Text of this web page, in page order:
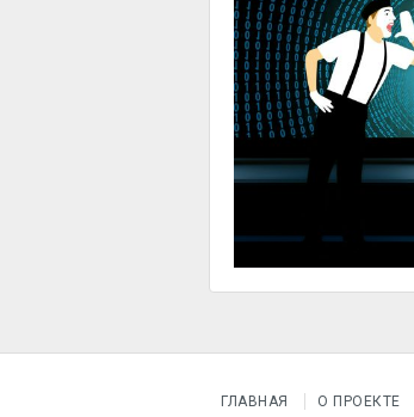
ГЛАВНАЯ О ПРОЕКТЕ